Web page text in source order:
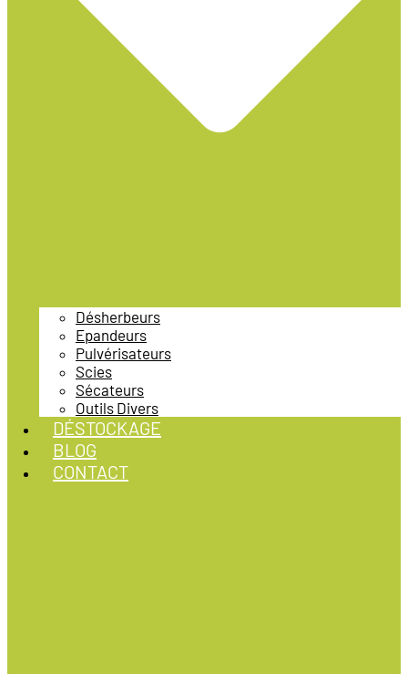
Désherbeurs
Epandeurs
Pulvérisateurs
Scies
Sécateurs
Outils Divers
DÉSTOCKAGE
BLOG
CONTACT